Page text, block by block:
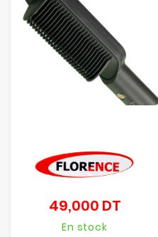
49,000 DTPrix
En stock